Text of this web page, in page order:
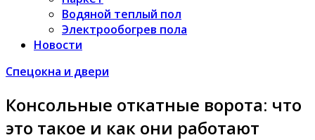
Водяной теплый пол
Электрообогрев пола
Новости
Спецокна и двери
Консольные откатные ворота: что
это такое и как они работают